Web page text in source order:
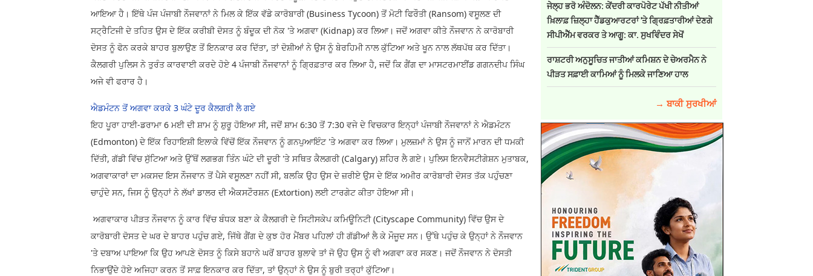
ਆਇਆ ਹੈ। ਇੱਥੇ ਪੰਜ ਪੰਜਾਬੀ ਨੌਜਵਾਨਾਂ ਨੇ ਮਿਲ ਕੇ ਇੱਕ ਵੱਡੇ ਕਾਰੋਬਾਰੀ (Business Tycoon) ਤੋਂ ਮੋਟੀ ਫਿਰੌਤੀ (Ransom) ਵਸੂਲਣ ਦੀ
ਸਟ੍ਰੈਟਿਜੀ ਦੇ ਤਹਿਤ ਉਸ ਦੇ ਇੱਕ ਕਰੀਬੀ ਦੋਸਤ ਨੂੰ ਬੰਦੂਕ ਦੀ ਨੋਕ 'ਤੇ ਅਗਵਾ (Kidnap) ਕਰ ਲਿਆ। ਜਦੋਂ ਅਗਵਾ ਕੀਤੇ ਨੌਜਵਾਨ ਨੇ ਕਾਰੋਬਾਰੀ
ਦੋਸਤ ਨੂੰ ਫੋਨ ਕਰਕੇ ਬਾਹਰ ਬੁਲਾਉਣ ਤੋਂ ਇਨਕਾਰ ਕਰ ਦਿੱਤਾ, ਤਾਂ ਦੋਸ਼ੀਆਂ ਨੇ ਉਸ ਨੂੰ ਬੇਰਹਿਮੀ ਨਾਲ ਕੁੱਟਿਆ ਅਤੇ ਖੂਨ ਨਾਲ ਲੱਥਪੱਥ ਕਰ ਦਿੱਤਾ।
ਕੈਲਗਰੀ ਪੁਲਿਸ ਨੇ ਤੁਰੰਤ ਕਾਰਵਾਈ ਕਰਦੇ ਹੋਏ 4 ਪੰਜਾਬੀ ਨੌਜਵਾਨਾਂ ਨੂੰ ਗ੍ਰਿਫ਼ਤਾਰ ਕਰ ਲਿਆ ਹੈ, ਜਦੋਂ ਕਿ ਗੈਂਗ ਦਾ ਮਾਸਟਰਮਾਈਂਡ ਗਗਨਦੀਪ ਸਿੰਘ
ਅਜੇ ਵੀ ਫਰਾਰ ਹੈ।
ਐਡਮੰਟਨ ਤੋਂ ਅਗਵਾ ਕਰਕੇ 3 ਘੰਟੇ ਦੂਰ ਕੈਲਗਰੀ ਲੈ ਗਏ
ਇਹ ਪੂਰਾ ਹਾਈ-ਡਰਾਮਾ 6 ਮਈ ਦੀ ਸ਼ਾਮ ਨੂੰ ਸ਼ੁਰੂ ਹੋਇਆ ਸੀ, ਜਦੋਂ ਸ਼ਾਮ 6:30 ਤੋਂ 7:30 ਵਜੇ ਦੇ ਵਿਚਕਾਰ ਇਨ੍ਹਾਂ ਪੰਜਾਬੀ ਨੌਜਵਾਨਾਂ ਨੇ ਐਡਮੰਟਨ
(Edmonton) ਦੇ ਇੱਕ ਰਿਹਾਇਸ਼ੀ ਇਲਾਕੇ ਵਿੱਚੋਂ ਇੱਕ ਨੌਜਵਾਨ ਨੂੰ ਗਨਪੁਆਇੰਟ 'ਤੇ ਅਗਵਾ ਕਰ ਲਿਆ। ਮੁਲਜ਼ਮਾਂ ਨੇ ਉਸ ਨੂੰ ਜਾਨੋਂ ਮਾਰਨ ਦੀ ਧਮਕੀ
ਦਿੱਤੀ, ਗੱਡੀ ਵਿੱਚ ਸੁੱਟਿਆ ਅਤੇ ਉੱਥੋਂ ਲਗਭਗ ਤਿੰਨ ਘੰਟੇ ਦੀ ਦੂਰੀ 'ਤੇ ਸਥਿਤ ਕੈਲਗਰੀ (Calgary) ਸ਼ਹਿਰ ਲੈ ਗਏ। ਪੁਲਿਸ ਇਨਵੈਸਟੀਗੇਸ਼ਨ ਮੁਤਾਬਕ,
ਅਗਵਾਕਾਰਾਂ ਦਾ ਮਕਸਦ ਇਸ ਨੌਜਵਾਨ ਤੋਂ ਪੈਸੇ ਵਸੂਲਣਾ ਨਹੀਂ ਸੀ, ਬਲਕਿ ਉਹ ਉਸ ਦੇ ਜ਼ਰੀਏ ਉਸ ਦੇ ਇੱਕ ਅਮੀਰ ਕਾਰੋਬਾਰੀ ਦੋਸਤ ਤੱਕ ਪਹੁੰਚਣਾ
ਚਾਹੁੰਦੇ ਸਨ, ਜਿਸ ਨੂੰ ਉਨ੍ਹਾਂ ਨੇ ਲੱਖਾਂ ਡਾਲਰ ਦੀ ਐਕਸਟੌਰਸ਼ਨ (Extortion) ਲਈ ਟਾਰਗੇਟ ਕੀਤਾ ਹੋਇਆ ਸੀ।
ਅਗਵਾਕਾਰ ਪੀੜਤ ਨੌਜਵਾਨ ਨੂੰ ਕਾਰ ਵਿੱਚ ਬੰਧਕ ਬਣਾ ਕੇ ਕੈਲਗਰੀ ਦੇ ਸਿਟੀਸਕੇਪ ਕਮਿਊਨਿਟੀ (Cityscape Community) ਵਿੱਚ ਉਸ ਦੇ
ਕਾਰੋਬਾਰੀ ਦੋਸਤ ਦੇ ਘਰ ਦੇ ਬਾਹਰ ਪਹੁੰਚ ਗਏ, ਜਿੱਥੇ ਗੈਂਗ ਦੇ ਕੁਝ ਹੋਰ ਮੈਂਬਰ ਪਹਿਲਾਂ ਹੀ ਗੱਡੀਆਂ ਲੈ ਕੇ ਮੌਜੂਦ ਸਨ। ਉੱਥੇ ਪਹੁੰਚ ਕੇ ਉਨ੍ਹਾਂ ਨੇ ਨੌਜਵਾਨ
'ਤੇ ਦਬਾਅ ਪਾਇਆ ਕਿ ਉਹ ਆਪਣੇ ਦੋਸਤ ਨੂੰ ਕਿਸੇ ਬਹਾਨੇ ਘਰੋਂ ਬਾਹਰ ਬੁਲਾਵੇ ਤਾਂ ਜੋ ਉਹ ਉਸ ਨੂੰ ਵੀ ਅਗਵਾ ਕਰ ਸਕਣ। ਜਦੋਂ ਨੌਜਵਾਨ ਨੇ ਦੋਸਤੀ
ਨਿਭਾਉਂਦੇ ਹੋਏ ਅਜਿਹਾ ਕਰਨ ਤੋਂ ਸਾਫ਼ ਇਨਕਾਰ ਕਰ ਦਿੱਤਾ, ਤਾਂ ਉਨ੍ਹਾਂ ਨੇ ਉਸ ਨੂੰ ਬੁਰੀ ਤਰ੍ਹਾਂ ਕੁੱਟਿਆ।
ਜੇਲ੍ਹ ਭਰੋ ਅੰਦੋਲਨ: ਕੇਂਦਰੀ ਕਾਰਪੋਰੇਟ ਪੱਖੀ ਨੀਤੀਆਂ
ਖ਼ਿਲਾਫ਼ ਜ਼ਿਲ੍ਹਾ ਹੈੱਡਕੁਆਰਟਰਾਂ 'ਤੇ ਗ੍ਰਿਫ਼ਤਾਰੀਆਂ ਦੇਣਗੇ
ਸੀਪੀਐੱਮ ਵਰਕਰ ਤੇ ਆਗੂ: ਕਾ. ਸੁਖਵਿੰਦਰ ਸੇਖੋਂ
ਰਾਸ਼ਟਰੀ ਅਨੁਸੂਚਿਤ ਜਾਤੀਆਂ ਕਮਿਸ਼ਨ ਦੇ ਚੇਅਰਮੈਨ ਨੇ
ਪੀੜਤ ਸਫ਼ਾਈ ਕਾਮਿਆਂ ਨੂੰ ਮਿਲਕੇ ਜਾਣਿਆ ਹਾਲ
→ ਬਾਕੀ ਸੁਰਖੀਆਂ